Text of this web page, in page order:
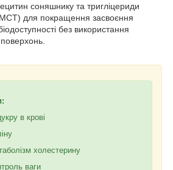
соняшнику та тригліцериди
для покращення засвоєння
без використання
в крові
холестерину
ваги